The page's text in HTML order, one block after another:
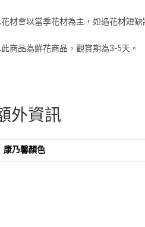
花材會以當季花材為主，如遇花材短
此商品為鮮花商品，觀賞期為3-5天。
外資訊
康乃馨顏色